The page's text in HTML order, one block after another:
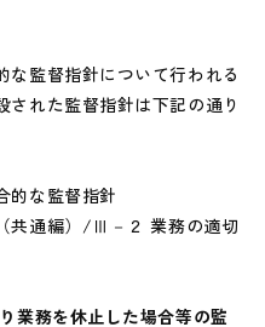
監督指針について行われる
された監督指針は下記の通り
的な監督指針
共通編）/Ⅲ－２ 業務の適切
業務を休止した場合等の監